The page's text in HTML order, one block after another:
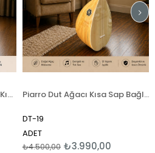
Piarro Dut Ağacı Kısa Sap Bağlama
DT-19
ADET
₺3.990,00
₺4.500,00